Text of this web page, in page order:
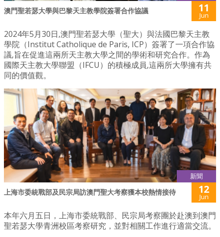
澳門聖若瑟大學與巴黎天主教學院簽署合作協議 11
Jun
2024年5月30日,澳門聖若瑟大學（聖大）與法國巴黎天主教
學院（Institut Catholique de Paris, ICP）簽署了一項合作協
議,旨在促進這兩所天主教大學之間的學術和研究合作。作為
國際天主教大學聯盟（IFCU）的積極成員,這兩所大學擁有共
同的價值觀。
新聞
上海市委統戰部及民宗局訪澳門聖大考察獲本校熱情接待 12
Jun
本年六月五日，上海市委統戰部、民宗局考察團於赴澳到澳門
聖若瑟大學青洲校區考察研究，並對相關工作進行適當交流。